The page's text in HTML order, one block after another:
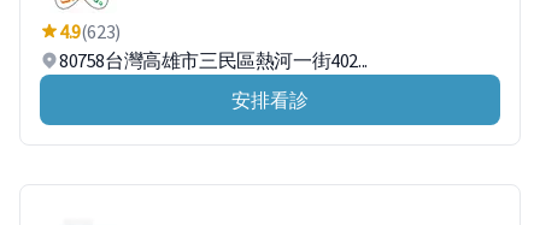
4.9(623)
80758台灣高雄市三民區熱河一街402...
安排看診